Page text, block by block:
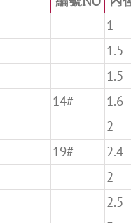
1
1.5
1.5
14#
1.6
2
19#
2.4
2
2.5